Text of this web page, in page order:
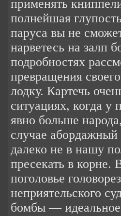
применять
полнейшая
паруса вы не
нарветесь на залп
подробностях
превращения
лодку. Картечь
ситуациях, когда у
явно больше
случае
далеко не в нашу
пресекать в
поголовье
неприятельского
бомбы — идеальное